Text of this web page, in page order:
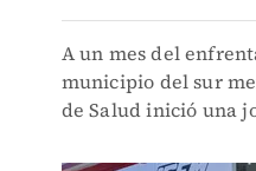
A un mes del
municipio del sur
de Salud inició una